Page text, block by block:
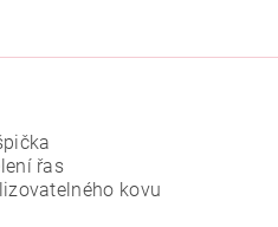
řas
kovu